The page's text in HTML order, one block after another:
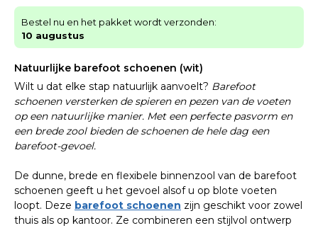
Bestel nu en het pakket wordt verzonden:
10 augustus
Natuurlijke barefoot schoenen (wit)
Wilt u dat elke stap natuurlijk aanvoelt? Barefoot
schoenen versterken de spieren en pezen van de voeten
op een natuurlijke manier. Met een perfecte pasvorm en
een brede zool bieden de schoenen de hele dag een
barefoot-gevoel.
De dunne, brede en flexibele binnenzool van de barefoot
schoenen geeft u het gevoel alsof u op blote voeten
loopt. Deze barefoot schoenen zijn geschikt voor zowel
thuis als op kantoor. Ze combineren een stijlvol ontwerp